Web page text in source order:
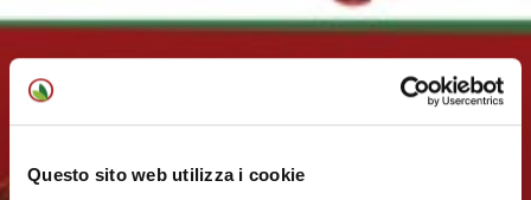
Questo sito web utilizza i cookie